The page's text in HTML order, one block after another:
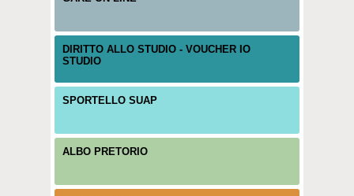
DIRITTO ALLO STUDIO - VOUCHER IO
STUDIO
SPORTELLO SUAP
ALBO PRETORIO